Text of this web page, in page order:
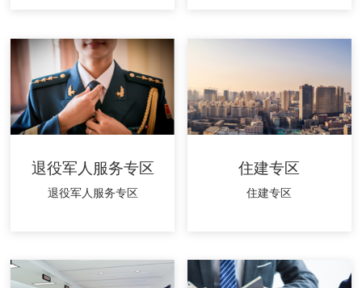
退役军人服务专区
退役军人服务专区
住建专区
住建专区